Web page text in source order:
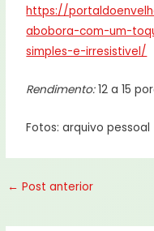
https://
abobora-com-um-
simples-e-irresistivel/
Rendimento:12 a 15
Fotos: arquivo pessoal
← Post anterior